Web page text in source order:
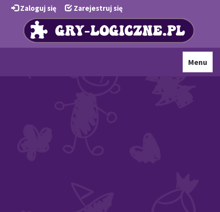
Zaloguj się Zarejestruj się
Toggle
Menu